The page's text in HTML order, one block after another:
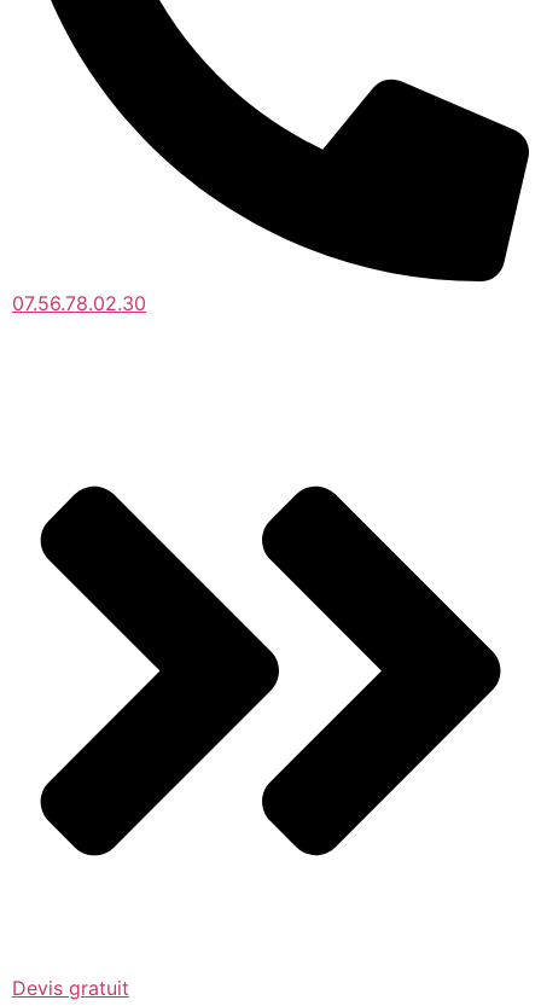
07.56.78.02.30
Devis gratuit